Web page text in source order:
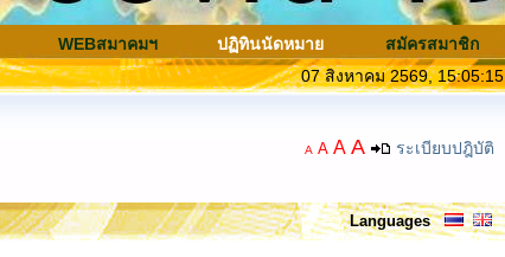
WEBสมาคมฯ ปฏิทินนัดหมาย
สมัครสมาชิก
07 สิงหาคม 2569, 15:05:15
A A A A ระเบียบปฎิบัติ
Languages